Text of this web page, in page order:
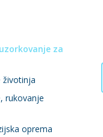
za
životinja
rukovanje
oprema